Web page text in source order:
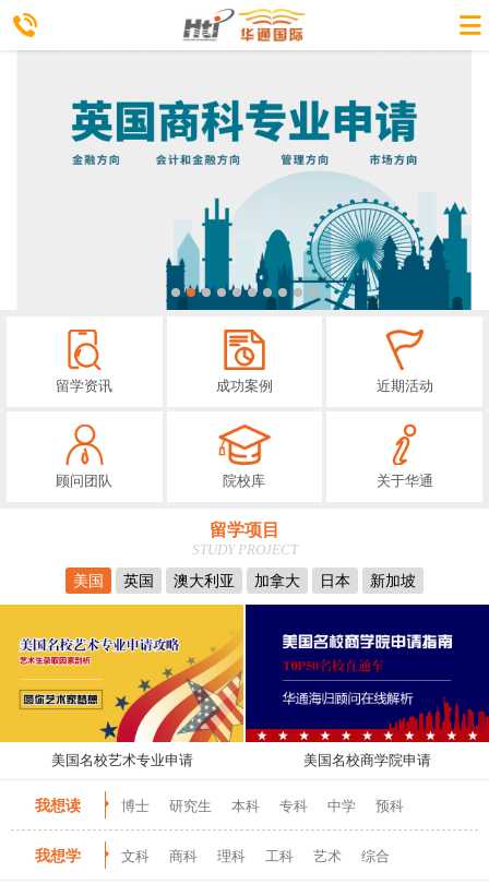
留学资讯 成功案例 近期活动
顾问团队 院校库 关于华通
留学项目
STUDY PROJECT
美国
英国 澳大利亚 加拿大 日本 新加坡
美国名校艺术专业申请 美国名校商学院申请
我想读 博士 研究生 本科 专科 中学 预科
我想学 文科 商科 理科 工科 艺术 综合